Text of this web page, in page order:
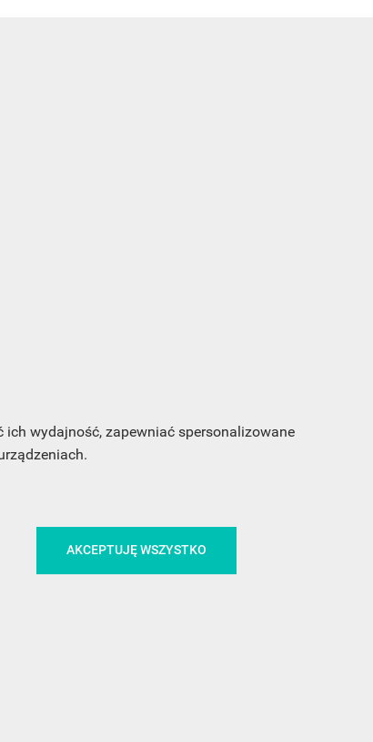
wydajność, zapewniać spersonalizowane
AKCEPTUJĘ WSZYSTKO